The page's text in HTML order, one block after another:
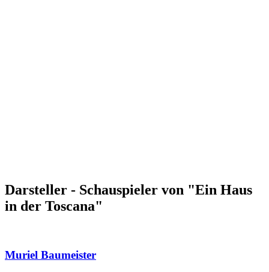
Darsteller - Schauspieler von "Ein Haus
in der Toscana"
Muriel Baumeister